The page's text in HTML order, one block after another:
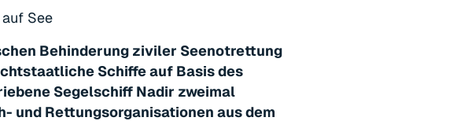
See
Behinderung ziviler Seenotrettung
Schiffe auf Basis des
Segelschiff Nadir zweimal
und Rettungsorganisationen aus dem